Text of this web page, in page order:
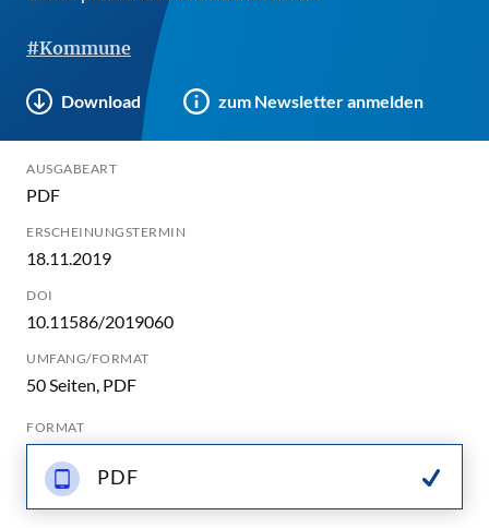
#Kommune
Download zum Newsletter anmelden
AUSGABEART
PDF
ERSCHEINUNGSTERMIN
18.11.2019
DOI
10.11586/2019060
UMFANG/FORMAT
50 Seiten, PDF
FORMAT
PDF